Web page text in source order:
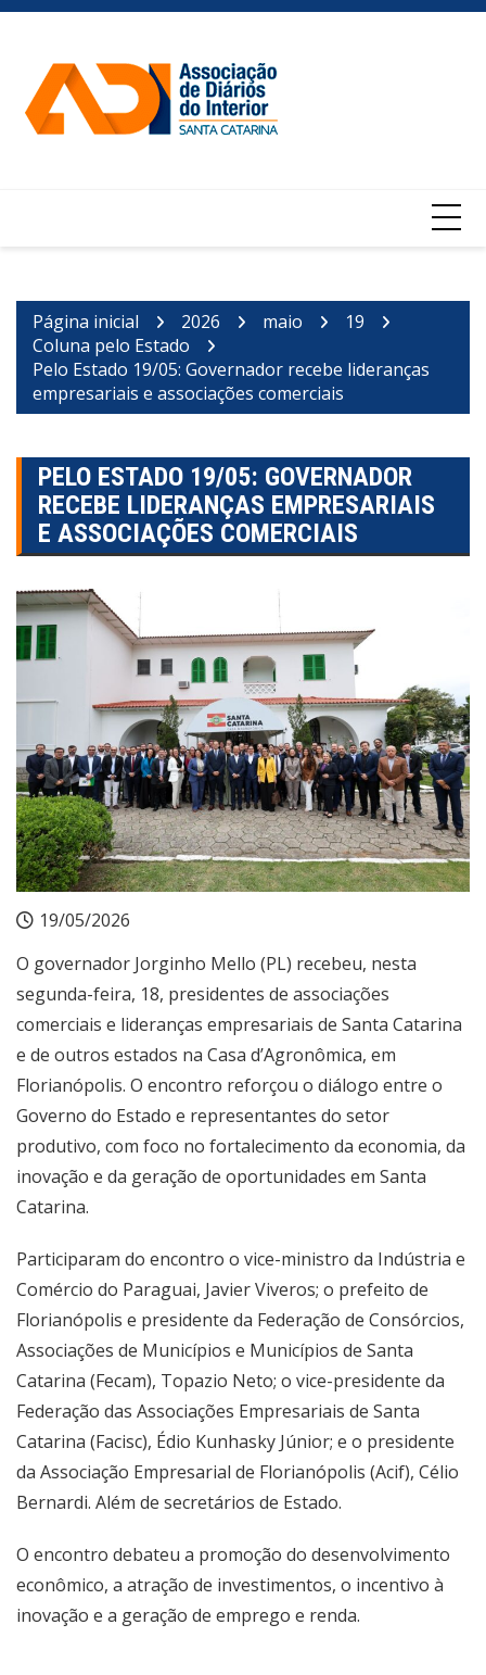
Ir
conteúdo
Página inicial 2026 maio
19
Coluna pelo Estado
Pelo Estado 19/05: Governador recebe lideranças
empresariais e associações comerciais
PELO ESTADO 19/05: GOVERNADOR
RECEBE LIDERANÇAS EMPRESARIAIS
E ASSOCIAÇÕES COMERCIAIS
19/05/2026
O governador Jorginho Mello (PL) recebeu, nesta
segunda-feira, 18, presidentes de associações
comerciais e lideranças empresariais de Santa Catarina
e de outros estados na Casa d’Agronômica, em
Florianópolis. O encontro reforçou o diálogo entre o
Governo do Estado e representantes do setor
produtivo, com foco no fortalecimento da economia, da
inovação e da geração de oportunidades em Santa
Catarina.
Participaram do encontro o vice-ministro da Indústria e
Comércio do Paraguai, Javier Viveros; o prefeito de
Florianópolis e presidente da Federação de Consórcios,
Associações de Municípios e Municípios de Santa
Catarina (Fecam), Topazio Neto; o vice-presidente da
Federação das Associações Empresariais de Santa
Catarina (Facisc), Édio Kunhasky Júnior; e o presidente
da Associação Empresarial de Florianópolis (Acif), Célio
Bernardi. Além de secretários de Estado.
O encontro debateu a promoção do desenvolvimento
econômico, a atração de investimentos, o incentivo à
inovação e a geração de emprego e renda.